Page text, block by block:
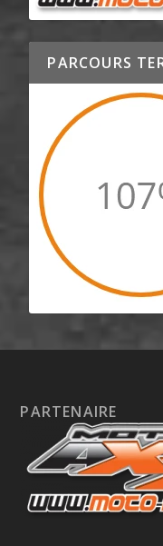
PARCOURS
PARTENAIRE